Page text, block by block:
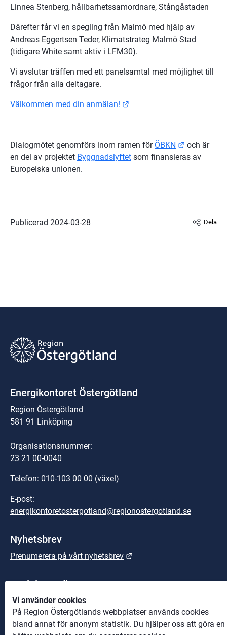
Vi använder cookies
På Region Östergötlands webbplatser används cookies
bland annat för anonym statistik. Du hjälper oss att göra en
Linnea Stenberg, hållbarhetssamordnare, Stångåstaden
Därefter får vi en spegling från Malmö med hjälp av
Andreas Eggertsen Teder, Klimatstrateg Malmö Stad
(tidigare White samt aktiv i LFM30).
Vi avslutar träffen med ett panelsamtal med möjlighet till
frågor från alla deltagare.
Välkommen med din anmälan!
Dialogmötet genomförs inom ramen för ÖBKN Länk till
och är
en del av projektet Byggnadslyftet som finansieras av
Europeiska unionen.
Publicerad 2024-03-28 Dela
Energikontoret Östergötland
Region Östergötland
581 91 Linköping
Organisationsnummer:
23 21 00-0040
Telefon: 010-103 00 00 (växel)
energikontoretostergotland@regionostergotland.se
Nyhetsbrev
Prenumerera på vårt nyhetsbrev
Sociala medier
LinkedIn